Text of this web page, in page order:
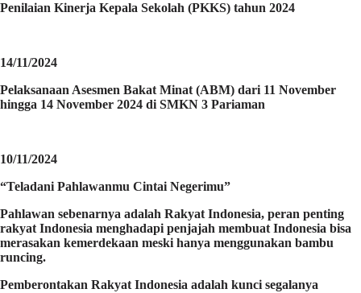
Penilaian Kinerja Kepala Sekolah (PKKS) tahun 2024
14/11/2024
Pelaksanaan Asesmen Bakat Minat (ABM) dari 11 November
hingga 14 November 2024 di SMKN 3 Pariaman
10/11/2024
“Teladani Pahlawanmu Cintai Negerimu”
Pahlawan sebenarnya adalah Rakyat Indonesia, peran penting
rakyat Indonesia menghadapi penjajah membuat Indonesia bisa
merasakan kemerdekaan meski hanya menggunakan bambu
runcing.
Pemberontakan Rakyat Indonesia adalah kunci segalanya